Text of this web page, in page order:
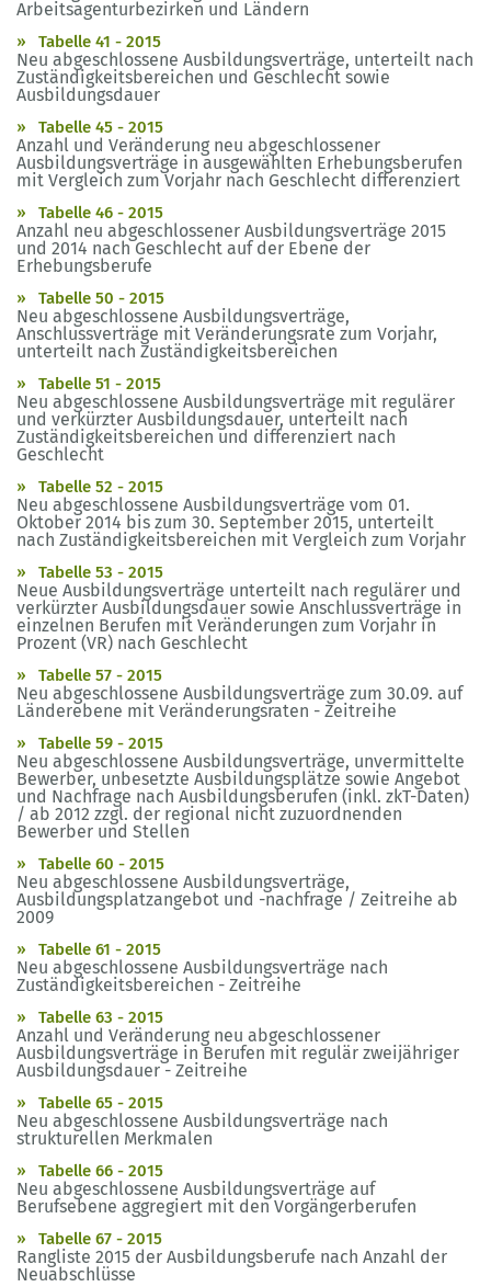
Arbeitsagenturbezirken und Ländern
Tabelle 41 - 2015
Neu abgeschlossene Ausbildungsverträge, unterteilt nach
Zuständigkeitsbereichen und Geschlecht sowie
Ausbildungsdauer
Tabelle 45 - 2015
Anzahl und Veränderung neu abgeschlossener
Ausbildungsverträge in ausgewählten Erhebungsberufen
mit Vergleich zum Vorjahr nach Geschlecht differenziert
Tabelle 46 - 2015
Anzahl neu abgeschlossener Ausbildungsverträge 2015
und 2014 nach Geschlecht auf der Ebene der
Erhebungsberufe
Tabelle 50 - 2015
Neu abgeschlossene Ausbildungsverträge,
Anschlussverträge mit Veränderungsrate zum Vorjahr,
unterteilt nach Zuständigkeitsbereichen
Tabelle 51 - 2015
Neu abgeschlossene Ausbildungsverträge mit regulärer
und verkürzter Ausbildungsdauer, unterteilt nach
Zuständigkeitsbereichen und differenziert nach
Geschlecht
Tabelle 52 - 2015
Neu abgeschlossene Ausbildungsverträge vom 01.
Oktober 2014 bis zum 30. September 2015, unterteilt
nach Zuständigkeitsbereichen mit Vergleich zum Vorjahr
Tabelle 53 - 2015
Neue Ausbildungsverträge unterteilt nach regulärer und
verkürzter Ausbildungsdauer sowie Anschlussverträge in
einzelnen Berufen mit Veränderungen zum Vorjahr in
Prozent (VR) nach Geschlecht
Tabelle 57 - 2015
Neu abgeschlossene Ausbildungsverträge zum 30.09. auf
Länderebene mit Veränderungsraten - Zeitreihe
Tabelle 59 - 2015
Neu abgeschlossene Ausbildungsverträge, unvermittelte
Bewerber, unbesetzte Ausbildungsplätze sowie Angebot
und Nachfrage nach Ausbildungsberufen (inkl. zkT-Daten)
/ ab 2012 zzgl. der regional nicht zuzuordnenden
Bewerber und Stellen
Tabelle 60 - 2015
Neu abgeschlossene Ausbildungsverträge,
Ausbildungsplatzangebot und -nachfrage / Zeitreihe ab
2009
Tabelle 61 - 2015
Neu abgeschlossene Ausbildungsverträge nach
Zuständigkeitsbereichen - Zeitreihe
Tabelle 63 - 2015
Anzahl und Veränderung neu abgeschlossener
Ausbildungsverträge in Berufen mit regulär zweijähriger
Ausbildungsdauer - Zeitreihe
Tabelle 65 - 2015
Neu abgeschlossene Ausbildungsverträge nach
strukturellen Merkmalen
Tabelle 66 - 2015
Neu abgeschlossene Ausbildungsverträge auf
Berufsebene aggregiert mit den Vorgängerberufen
Tabelle 67 - 2015
Rangliste 2015 der Ausbildungsberufe nach Anzahl der
Neuabschlüsse